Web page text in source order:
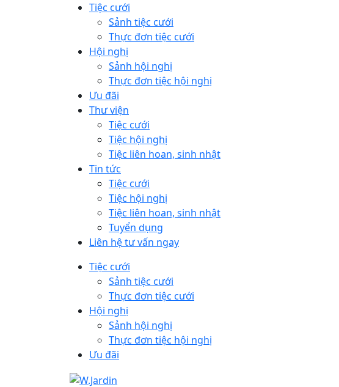
Tiệc cưới
Sảnh tiệc cưới
Thực đơn tiệc cưới
Hội nghị
Sảnh hội nghị
Thực đơn tiệc hội nghị
Ưu đãi
Thư viện
Tiệc cưới
Tiệc hội nghị
Tiệc liên hoan, sinh nhật
Tin tức
Tiệc cưới
Tiệc hội nghị
Tiệc liên hoan, sinh nhật
Tuyển dụng
Liên hệ tư vấn ngay
Tiệc cưới
Sảnh tiệc cưới
Thực đơn tiệc cưới
Hội nghị
Sảnh hội nghị
Thực đơn tiệc hội nghị
Ưu đãi